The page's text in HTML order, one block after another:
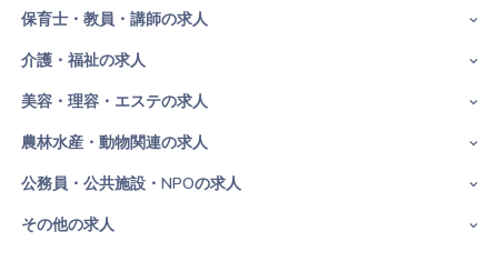
保育士・教員・講師の求人
介護・福祉の求人
美容・理容・エステの求人
農林水産・動物関連の求人
公務員・公共施設・NPOの求人
その他の求人